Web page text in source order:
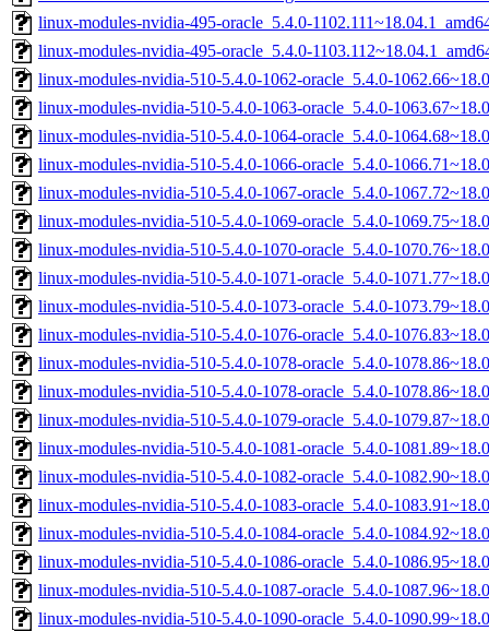
linux-modules-nvidia-495-oracle_5.4.0-
linux-modules-nvidia-495-oracle_5.4.0-
linux-modules-nvidia-510-5.4.0-1062-oracle_5.4.0-
linux-modules-nvidia-510-5.4.0-1063-oracle_5.4.0-
linux-modules-nvidia-510-5.4.0-1064-oracle_5.4.0-
linux-modules-nvidia-510-5.4.0-1066-oracle_5.4.0-
linux-modules-nvidia-510-5.4.0-1067-oracle_5.4.0-
linux-modules-nvidia-510-5.4.0-1069-oracle_5.4.0-
linux-modules-nvidia-510-5.4.0-1070-oracle_5.4.0-
linux-modules-nvidia-510-5.4.0-1071-oracle_5.4.0-
linux-modules-nvidia-510-5.4.0-1073-oracle_5.4.0-
linux-modules-nvidia-510-5.4.0-1076-oracle_5.4.0-
linux-modules-nvidia-510-5.4.0-1078-oracle_5.4.0-
linux-modules-nvidia-510-5.4.0-1078-oracle_5.4.0-
linux-modules-nvidia-510-5.4.0-1079-oracle_5.4.0-
linux-modules-nvidia-510-5.4.0-1081-oracle_5.4.0-
linux-modules-nvidia-510-5.4.0-1082-oracle_5.4.0-
linux-modules-nvidia-510-5.4.0-1083-oracle_5.4.0-
linux-modules-nvidia-510-5.4.0-1084-oracle_5.4.0-
linux-modules-nvidia-510-5.4.0-1086-oracle_5.4.0-
linux-modules-nvidia-510-5.4.0-1087-oracle_5.4.0-
linux-modules-nvidia-510-5.4.0-1090-oracle_5.4.0-